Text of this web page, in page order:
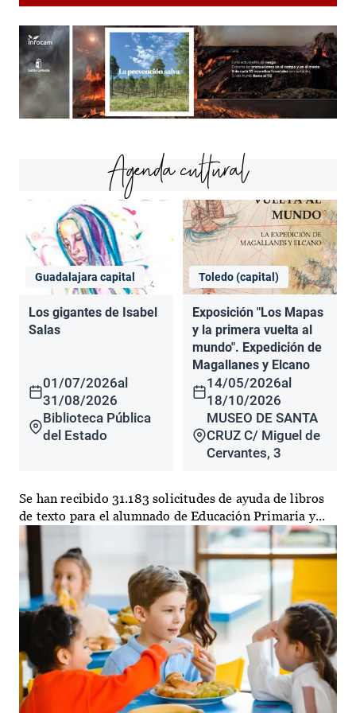
Agenda cultural
Guadalajara capital
Los gigantes de Isabel
Salas
01/07/2026al
31/08/2026
Biblioteca Pública
del Estado
Toledo (capital)
Exposición "Los Mapas
y la primera vuelta al
mundo". Expedición de
Magallanes y Elcano
14/05/2026al
18/10/2026
MUSEO DE SANTA
CRUZ C/ Miguel de
Cervantes, 3
Se han recibido 31.183 solicitudes de ayuda de libros
de texto para el alumnado de Educación Primaria y...